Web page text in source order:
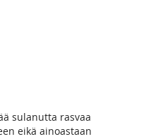
sulanutta rasvaa
eikä ainoastaan